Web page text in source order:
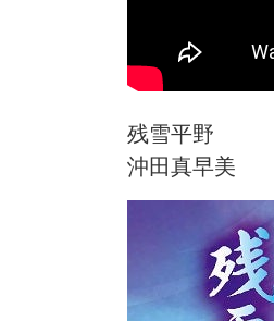
残雪平野
沖田真早美